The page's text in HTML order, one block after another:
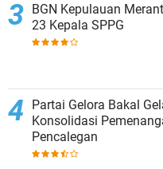
BGN Kepulauan
23 Kepala SPPG
Partai Gelora Bakal
Konsolidasi
Pencalegan